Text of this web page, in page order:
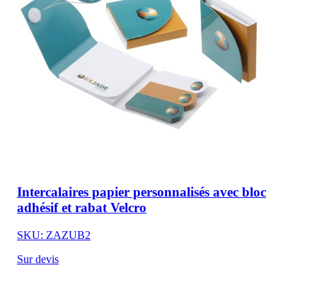
Intercalaires papier personnalisés avec bloc
adhésif et rabat Velcro
SKU: ZAZUB2
Sur devis